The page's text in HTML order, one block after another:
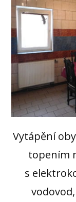
Vytápění
topením
s